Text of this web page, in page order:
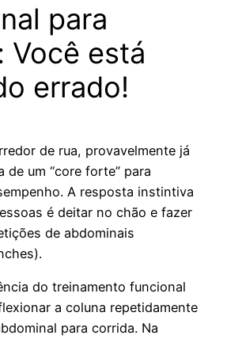
para
Você está
errado!
de rua, provavelmente já
de um “core forte” para
A resposta instintiva
é deitar no chão e fazer
de abdominais
do treinamento funcional
a coluna repetidamente
para corrida. Na